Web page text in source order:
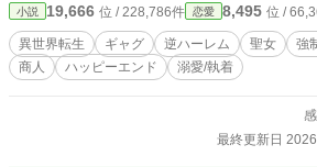
小説 19,666 位 / 228,786件 恋愛 8,495 位 /
異世界転生 ギャグ 逆ハーレム 聖女 強
商人
ハッピーエンド 溺愛/執着
最終更新日